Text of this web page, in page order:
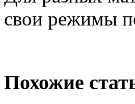
свои режимы
Похожие